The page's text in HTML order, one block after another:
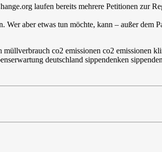
laufen bereits mehrere Petitionen zur
aber etwas tun möchte, kann – außer dem